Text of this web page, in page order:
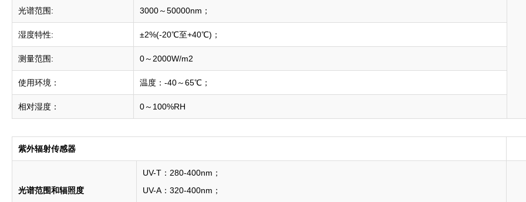
光谱范围: 3000～50000nm；
湿度特性: ±2%(-20℃至+40℃)；
测量范围: 0～2000W/m2
使用环境： 温度：-40～65℃；
相对湿度： 0～100%RH
紫外辐射传感器
光谱范围和辐照度
UV-T：280-400nm；
UV-A：320-400nm；